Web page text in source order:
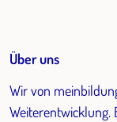
Über uns
Wir von
Weiterentwicklung.